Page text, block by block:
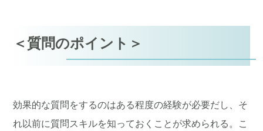
＜質問のポイント＞
効果的な質問をするのはある程度の経験が必要だし、そ
れ以前に質問スキルを知っておくことが求められる。こ